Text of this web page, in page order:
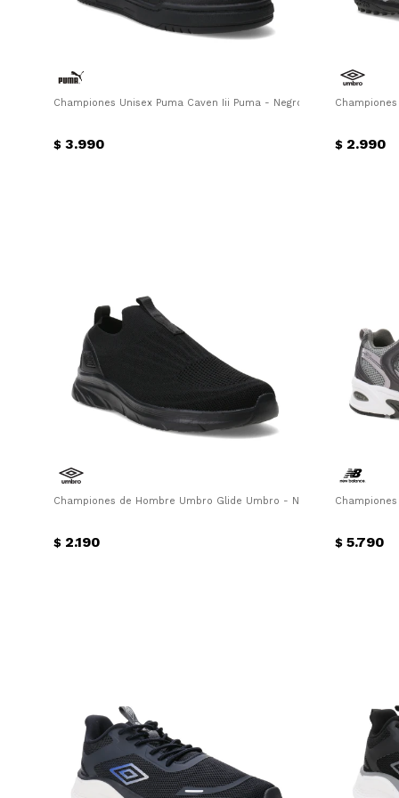
Championes Unisex Puma Caven Iii Puma - Negro - Plata
$ 3.990 $ 2.990
Championes de Hombre Umbro Glide Umbro - Negro
$ 2.190 $ 5.790